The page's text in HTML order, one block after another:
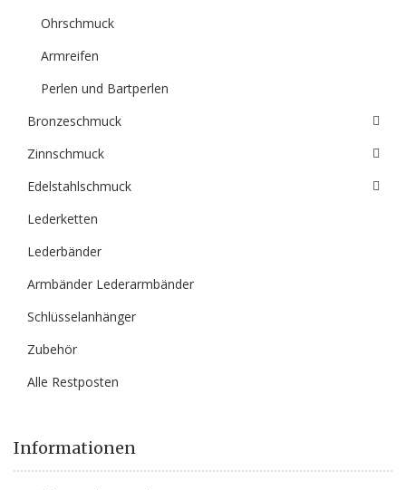
Ohrschmuck
Armreifen
Perlen und Bartperlen
Bronzeschmuck
Zinnschmuck
Edelstahlschmuck
Lederketten
Lederbänder
Armbänder Lederarmbänder
Schlüsselanhänger
Zubehör
Alle Restposten
Informationen